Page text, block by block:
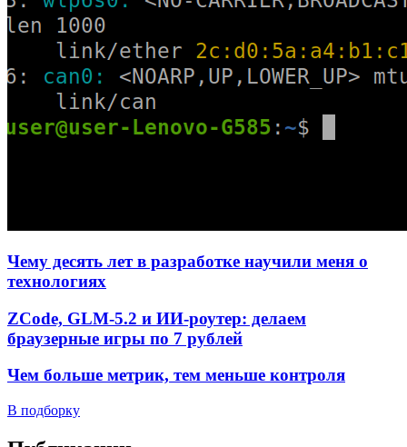
Чему десять лет в разработке научили меня о
технологиях
ZCode, GLM-5.2 и ИИ-роутер: делаем
браузерные игры по 7 рублей
Чем больше метрик, тем меньше контроля
В подборку